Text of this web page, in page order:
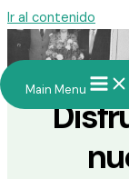
Ir al contenido
Main Menu